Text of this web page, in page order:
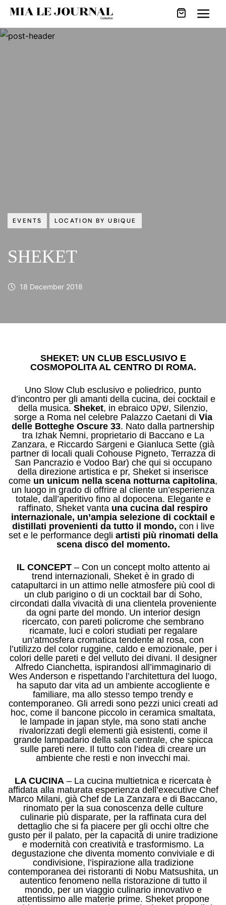
EVENTS LOCATION BY UBIQUE
SHEKET
18 December 2018
SHEKET: UN CLUB ESCLUSIVO E
COSMOPOLITA AL CENTRO DI ROMA.
Uno Slow Club esclusivo e poliedrico, punto
d’incontro per gli amanti della cucina, dei cocktail e
della musica. Sheket, in ebraico שקט, Silenzio,
sorge a Roma nel celebre Palazzo Caetani di Via
delle Botteghe Oscure 33. Nato dalla partnership
tra Izhak Nemni, proprietario di Baccano e La
Zanzara, e Riccardo Sargeni e Gianluca Sette (già
partner di locali quali Cohouse Pigneto, Terrazza di
San Pancrazio e Vodoo Bar) che qui si occupano
della direzione artistica e pr, Sheket si inserisce
come un unicum nella scena notturna capitolina,
un luogo in grado di offrire al cliente un’esperienza
totale, dall’aperitivo fino al dopocena. Elegante e
raffinato, Sheket vanta una cucina dal respiro
internazionale, un’ampia selezione di cocktail e
distillati provenienti da tutto il mondo, con i live
set e le performance degli artisti più rinomati della
scena disco del momento.
IL CONCEPT– Con un concept molto attento ai
trend internazionali, Sheket è in grado di
catapultarci in un attimo nelle atmosfere più cool di
un club parigino o di un cocktail bar di Soho,
circondati dalla vivacità di una clientela proveniente
da ogni parte del mondo. Un interior design
ricercato, con pareti policrome che sembrano
ricamate, luci e colori studiati per regalare
un’atmosfera cromatica tendente al rosa, con
l’utilizzo del color ruggine, caldo e emozionale, per i
colori delle pareti e del velluto dei divani. Il designer
Alfredo Cianchetta, ispirandosi all’immaginario di
Wes Anderson e rispettando l’architettura del luogo,
ha saputo dar vita ad un ambiente accogliente e
familiare, ma allo stesso tempo trendy e
contemporaneo. Gli arredi sono pezzi unici creati ad
hoc, come il bancone piccolo in ceramica smaltata,
le lampade in japan style, ma sono stati anche
rivalorizzati degli elementi già esistenti, come il
grande lampadario della sala centrale, che spicca
sulle pareti nere. Il tutto con l’idea di creare un
ambiente che resti e non invecchi mai.
LA CUCINA – La cucina multietnica e ricercata è
affidata alla maturata esperienza dell’executive Chef
Marco Milani, già Chef de La Zanzara e di Baccano,
rinomato per la sua conoscenza delle culture
culinarie più disparate, per la raffinata cura del
dettaglio che si fa piacere per gli occhi oltre che
gusto per il palato, per la capacità di unire tradizione
e modernità con creatività e trasformismo. La
degustazione che diventa momento conviviale e di
condivisione, l’ispirazione alla tradizione
contemporanea dei ristoranti di Nobu Matsushita, un
autentico fenomeno nella ristorazione di tutto il
mondo, per un viaggio culinario innovativo e
attentissimo alle materie prime. Sheket propone